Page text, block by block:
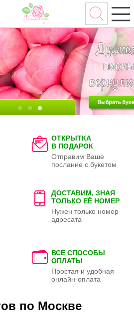
ОТКРЫТКА
В ПОДАРОК
Отправим Ваше
послание с букетом
ДОСТАВИМ, ЗНАЯ
ТОЛЬКО ЕЁ НОМЕР
Нужен только номер
адресата
ВСЕ СПОСОБЫ
ОПЛАТЫ
Простая и удобная
онлайн-оплата
по Москве